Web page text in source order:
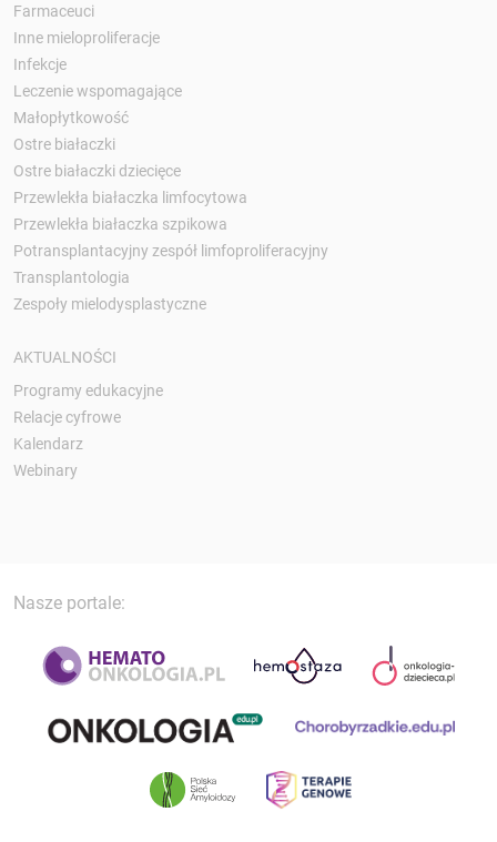
Farmaceuci
Inne mieloproliferacje
Infekcje
Leczenie wspomagające
Małopłytkowość
Ostre białaczki
Ostre białaczki dziecięce
Przewlekła białaczka limfocytowa
Przewlekła białaczka szpikowa
Potransplantacyjny zespół limfoproliferacyjny
Transplantologia
Zespoły mielodysplastyczne
AKTUALNOŚCI
Programy edukacyjne
Relacje cyfrowe
Kalendarz
Webinary
Nasze portale: